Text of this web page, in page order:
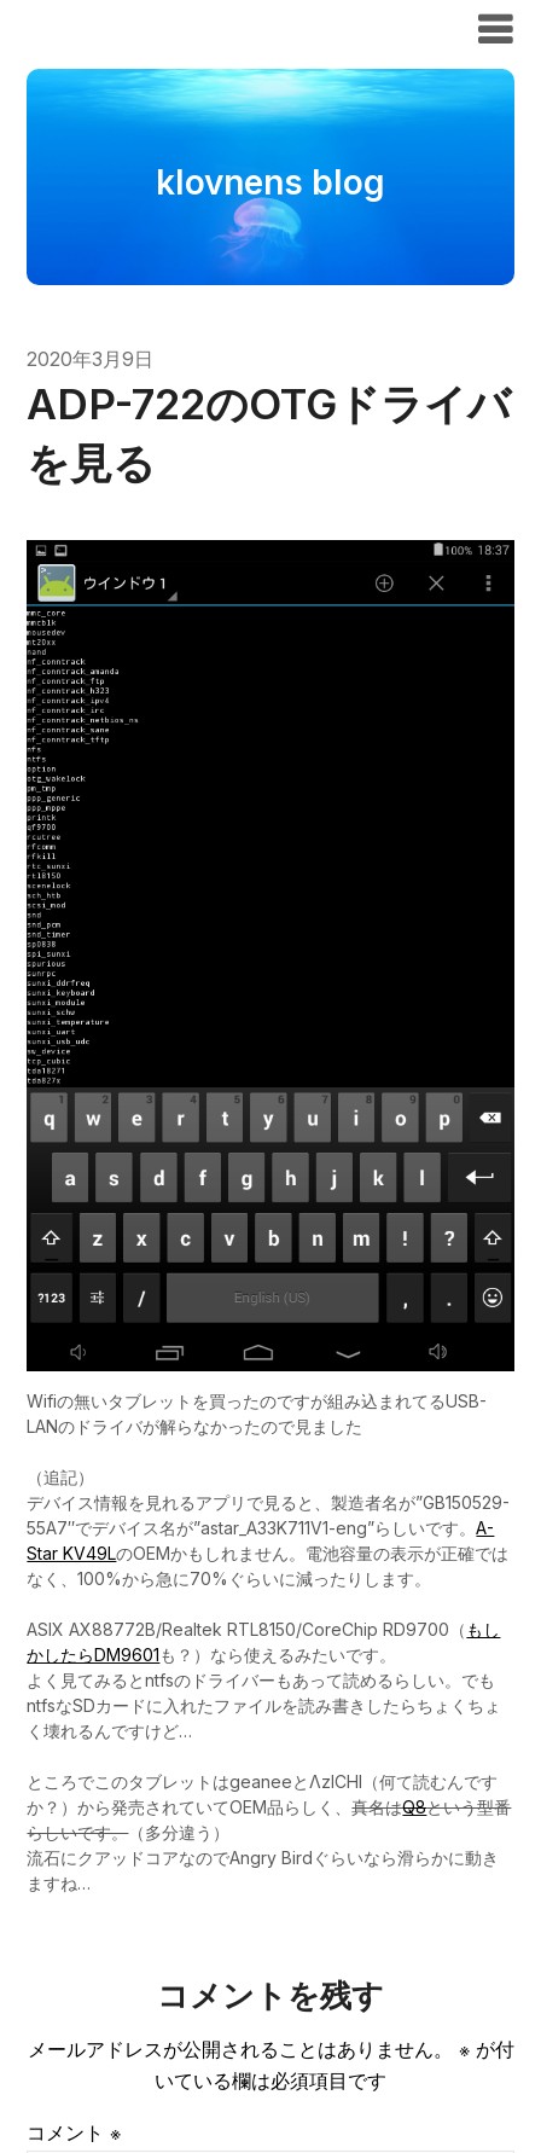
klovnens blog
2020年3月9日
ADP-722のOTGドライバ
を見る
Wifiの無いタブレットを買ったのですが組み込まれてるUSB-
LANのドライバが解らなかったので見ました
（追記）
デバイス情報を見れるアプリで見ると、製造者名が”GB150529-
55A7″でデバイス名が”astar_A33K711V1-eng”らしいです。A-
Star KV49LのOEMかもしれません。電池容量の表示が正確では
なく、100%から急に70%ぐらいに減ったりします。
ASIX AX88772B/Realtek RTL8150/CoreChip RD9700（ もし
かしたらDM9601も？）なら使えるみたいです。
よく見てみるとntfsのドライバーもあって読めるらしい。でも
ntfsなSDカードに入れたファイルを読み書きしたらちょくちょ
く壊れるんですけど…
ところでこのタブレットはgeaneeとΛzICHI（何て読むんです
か？）から発売されていてOEM品らしく、真名はQ8という型番
らしいです。（多分違う）
流石にクアッドコアなのでAngry Birdぐらいなら滑らかに動き
ますね…
コメントを残す
メールアドレスが公開されることはありません。 ※が付
いている欄は必須項目です
コメント※